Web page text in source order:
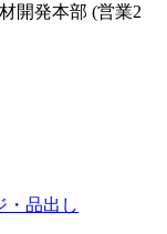
開発本部 (営業2
・品出し